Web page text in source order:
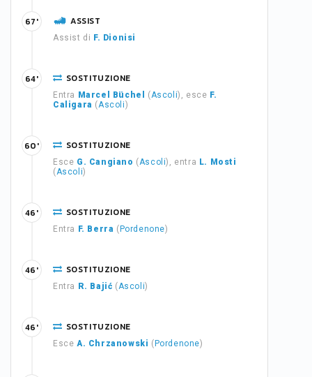
ASSIST
Assist di F. Dionisi
67'
SOSTITUZIONE
Entra Marcel Büchel (Ascoli), esce F.
Caligara (Ascoli)
64'
SOSTITUZIONE
Esce G. Cangiano (Ascoli), entra L. Mosti
(Ascoli)
60'
SOSTITUZIONE
Entra F. Berra ( Pordenone)
46'
SOSTITUZIONE
Entra R. Bajić (Ascoli)
46'
SOSTITUZIONE
Esce A. Chrzanowski ( Pordenone)
46'